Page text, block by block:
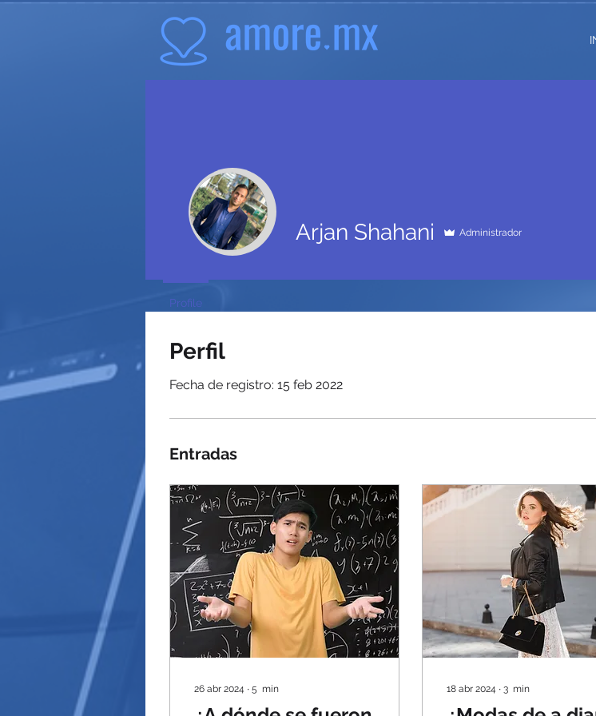
Perfil
Fecha de registro: 15 feb 2022
Entradas
26 abr 2024 ∙ 5 min 18 abr 2024 ∙ 3 min
Arjan Shahani Administrador
Profile